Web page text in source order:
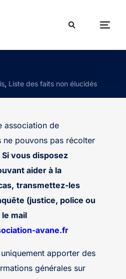
, Liste des faits non élucidés
association de
ne pouvons pas récolter
Si vous disposez
aider à la
transmettez-les
(justice, police ou
mail
avane.fr
apporter des
générales sur